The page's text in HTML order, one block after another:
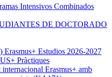
Intensivos Combinados
DE DOCTORADO
Erasmus+ Estudios 2026-2027
Pràctiques
Erasmus+ amb